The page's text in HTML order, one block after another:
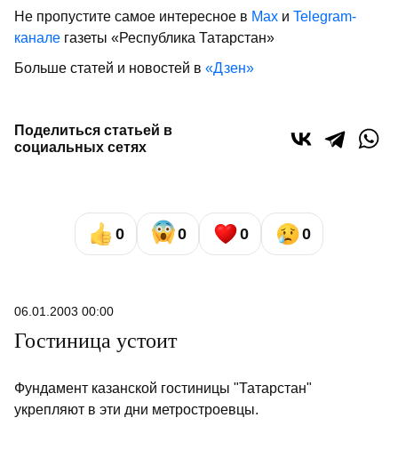
Не пропустите самое интересное в Max и Telegram-
канале газеты «Республика Татарстан»
Больше статей и новостей в «Дзен»
Поделиться статьей в
социальных сетях
0 0 0 0
06.01.2003 00:00
Гостиница устоит
Фундамент казанской гостиницы "Татарстан"
укрепляют в эти дни метростроевцы.